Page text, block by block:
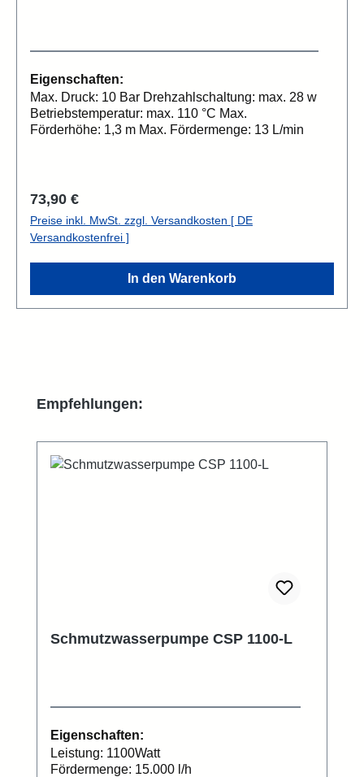
Eigenschaften:
Max. Druck: 10 Bar Drehzahlschaltung: max. 28 w
Betriebstemperatur: max. 110 °C Max.
Förderhöhe: 1,3 m Max. Fördermenge: 13 L/min
Regulärer Preis:
73,90 €
Preise inkl. MwSt. zzgl. Versandkosten [ DE
Versandkostenfrei ]
In den Warenkorb
Produktgalerie überspringen
Empfehlungen:
Schmutzwasserpumpe CSP 1100-L
Eigenschaften:
Leistung: 1100Watt
Fördermenge: 15.000 l/h